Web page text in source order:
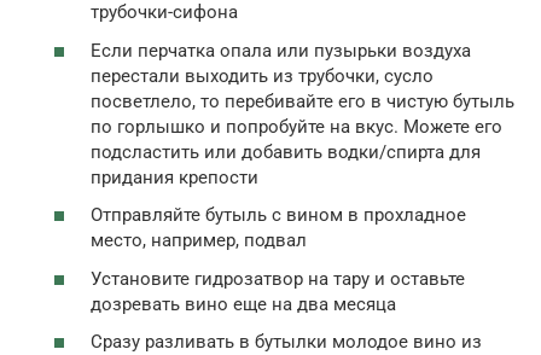
трубочки-сифона
Если перчатка опала или пузырьки воздуха
перестали выходить из трубочки, сусло
посветлело, то перебивайте его в чистую бутыль
по горлышко и попробуйте на вкус. Можете его
подсластить или добавить водки/спирта для
придания крепости
Отправляйте бутыль с вином в прохладное
место, например, подвал
Установите гидрозатвор на тару и оставьте
дозревать вино еще на два месяца
Сразу разливать в бутылки молодое вино из